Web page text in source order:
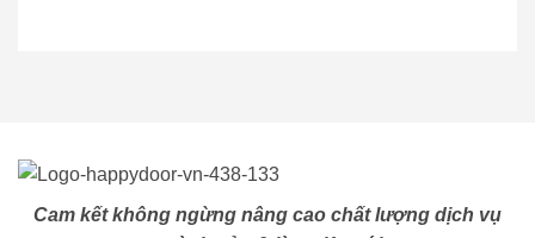
Cam kết không ngừng nâng cao chất lượng dịch vụ